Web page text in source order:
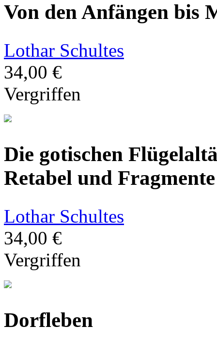
Von den Anfängen bis
Lothar Schultes
34,00 €
Vergriffen
Die gotischen
Retabel und
Lothar Schultes
34,00 €
Vergriffen
Dorfleben